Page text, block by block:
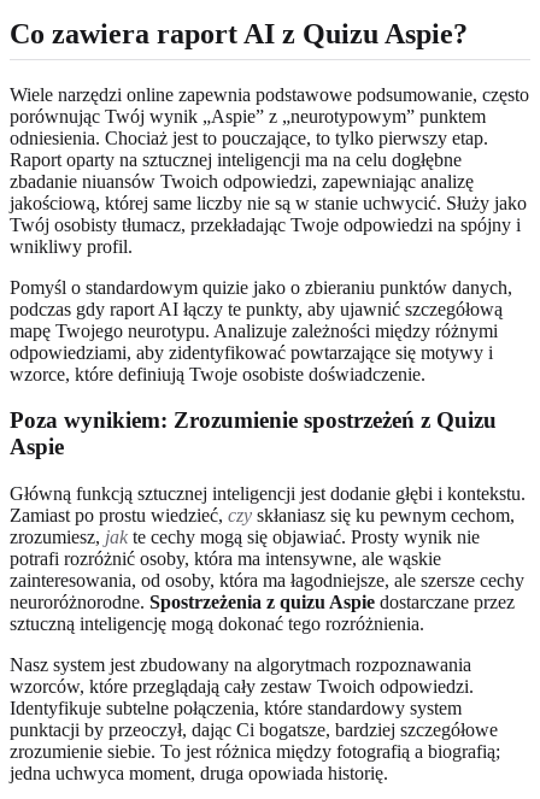
Co zawiera raport AI z Quizu Aspie?
Wiele narzędzi online zapewnia podstawowe podsumowanie, często
porównując Twój wynik „Aspie” z „neurotypowym” punktem
odniesienia. Chociaż jest to pouczające, to tylko pierwszy etap.
Raport oparty na sztucznej inteligencji ma na celu dogłębne
zbadanie niuansów Twoich odpowiedzi, zapewniając analizę
jakościową, której same liczby nie są w stanie uchwycić. Służy jako
Twój osobisty tłumacz, przekładając Twoje odpowiedzi na spójny i
wnikliwy profil.
Pomyśl o standardowym quizie jako o zbieraniu punktów danych,
podczas gdy raport AI łączy te punkty, aby ujawnić szczegółową
mapę Twojego neurotypu. Analizuje zależności między różnymi
odpowiedziami, aby zidentyfikować powtarzające się motywy i
wzorce, które definiują Twoje osobiste doświadczenie.
Poza wynikiem: Zrozumienie spostrzeżeń z Quizu
Aspie
Główną funkcją sztucznej inteligencji jest dodanie głębi i kontekstu.
Zamiast po prostu wiedzieć, czy skłaniasz się ku pewnym cechom,
zrozumiesz, jak te cechy mogą się objawiać. Prosty wynik nie
potrafi rozróżnić osoby, która ma intensywne, ale wąskie
zainteresowania, od osoby, która ma łagodniejsze, ale szersze cechy
neuroróżnorodne. Spostrzeżenia z quizu Aspie dostarczane przez
sztuczną inteligencję mogą dokonać tego rozróżnienia.
Nasz system jest zbudowany na algorytmach rozpoznawania
wzorców, które przeglądają cały zestaw Twoich odpowiedzi.
Identyfikuje subtelne połączenia, które standardowy system
punktacji by przeoczył, dając Ci bogatsze, bardziej szczegółowe
zrozumienie siebie. To jest różnica między fotografią a biografią;
jedna uchwyca moment, druga opowiada historię.